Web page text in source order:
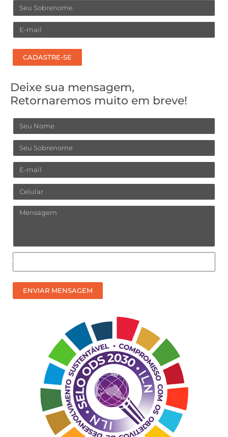
Sobrenome
Email
CADASTRE-SE
Deixe sua mensagem,
Retornaremos muito em breve!
Nome
Sobrenome
Email
Celular
Mensagem
Como
prefere
receber
nosso
ENVIAR MENSAGEM